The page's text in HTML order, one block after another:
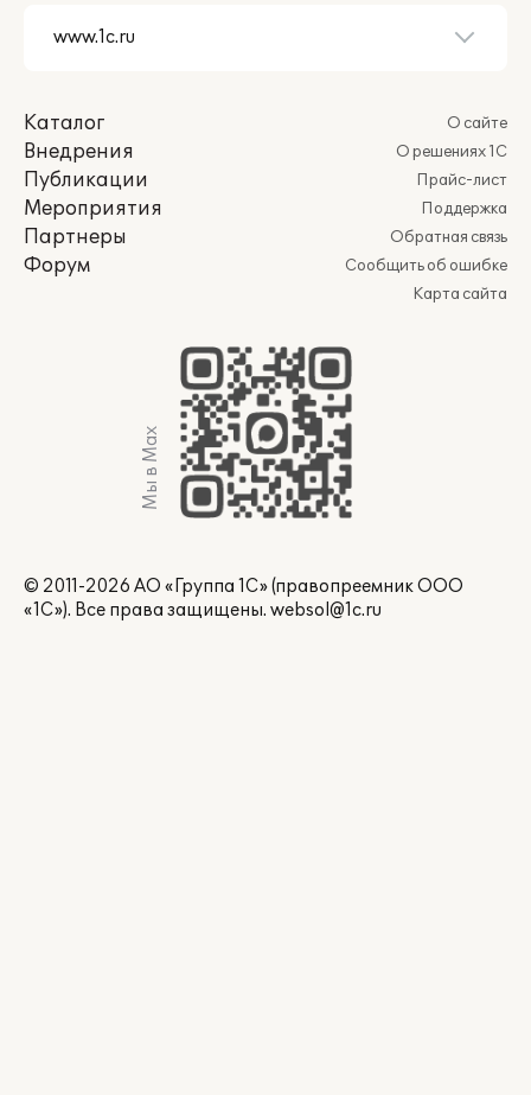
Каталог
Внедрения
Публикации
Мероприятия
Партнеры
Форум
О сайте
О решениях 1С
Прайс-лист
Поддержка
Обратная связь
Сообщить об ошибке
Карта сайта
Мы в Max
© 2011-2026 АО «Группа 1С» (правопреемник ООО
«1С»). Все права защищены. websol@1c.ru